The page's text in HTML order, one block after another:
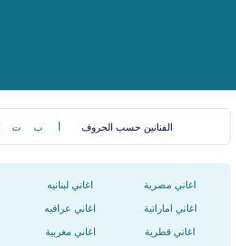
الفنانين حسب الحروف أ ب ت
اغاني مصرية اغاني لبنانيه
اغاني اماراتية اغاني عراقيه
اغاني قطرية اغاني مغربية